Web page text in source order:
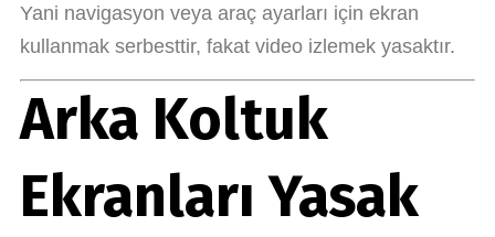
Yani navigasyon veya araç ayarları için ekran
kullanmak serbesttir, fakat video izlemek yasaktır.
Arka Koltuk
Ekranları Yasak